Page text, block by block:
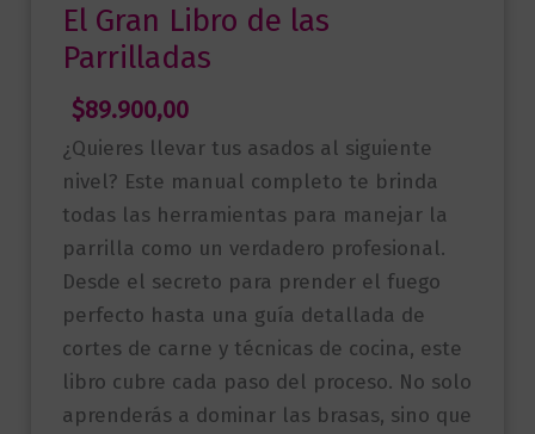
El Gran Libro de las
Parrilladas
$89.900,00
¿Quieres llevar tus asados al siguiente
nivel? Este manual completo te brinda
todas las herramientas para manejar la
parrilla como un verdadero profesional.
Desde el secreto para prender el fuego
perfecto hasta una guía detallada de
cortes de carne y técnicas de cocina, este
libro cubre cada paso del proceso. No solo
aprenderás a dominar las brasas, sino que